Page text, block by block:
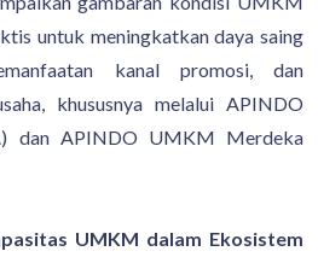
untuk meningkatkan daya saing
kanal promosi, dan
khususnya melalui APINDO
dan APINDO UMKM Merdeka
UMKM dalam Ekosistem